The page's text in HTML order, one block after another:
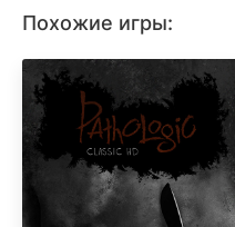
Похожие игры: